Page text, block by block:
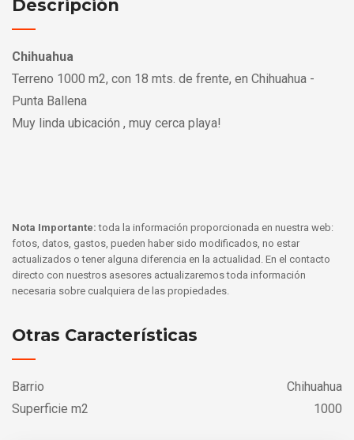
Descripción
Chihuahua
Terreno 1000 m2, con 18 mts. de frente, en Chihuahua -
Punta Ballena
Muy linda ubicación , muy cerca playa!
Nota Importante:toda la información proporcionada en nuestra web:
fotos, datos, gastos, pueden haber sido modificados, no estar
actualizados o tener alguna diferencia en la actualidad. En el contacto
directo con nuestros asesores actualizaremos toda información
necesaria sobre cualquiera de las propiedades.
Otras Características
Barrio
Chihuahua
Superficie m2
1000